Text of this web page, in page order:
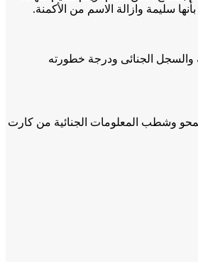
سليمة وازالة الاسم من الأكمنة.
والسجل الجنائى ودرجة خطورته
بمحو وشطب المعلومات الجنائية من كارت